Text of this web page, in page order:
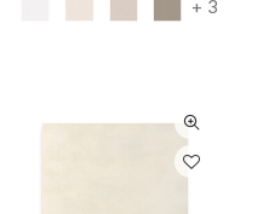
+ 3